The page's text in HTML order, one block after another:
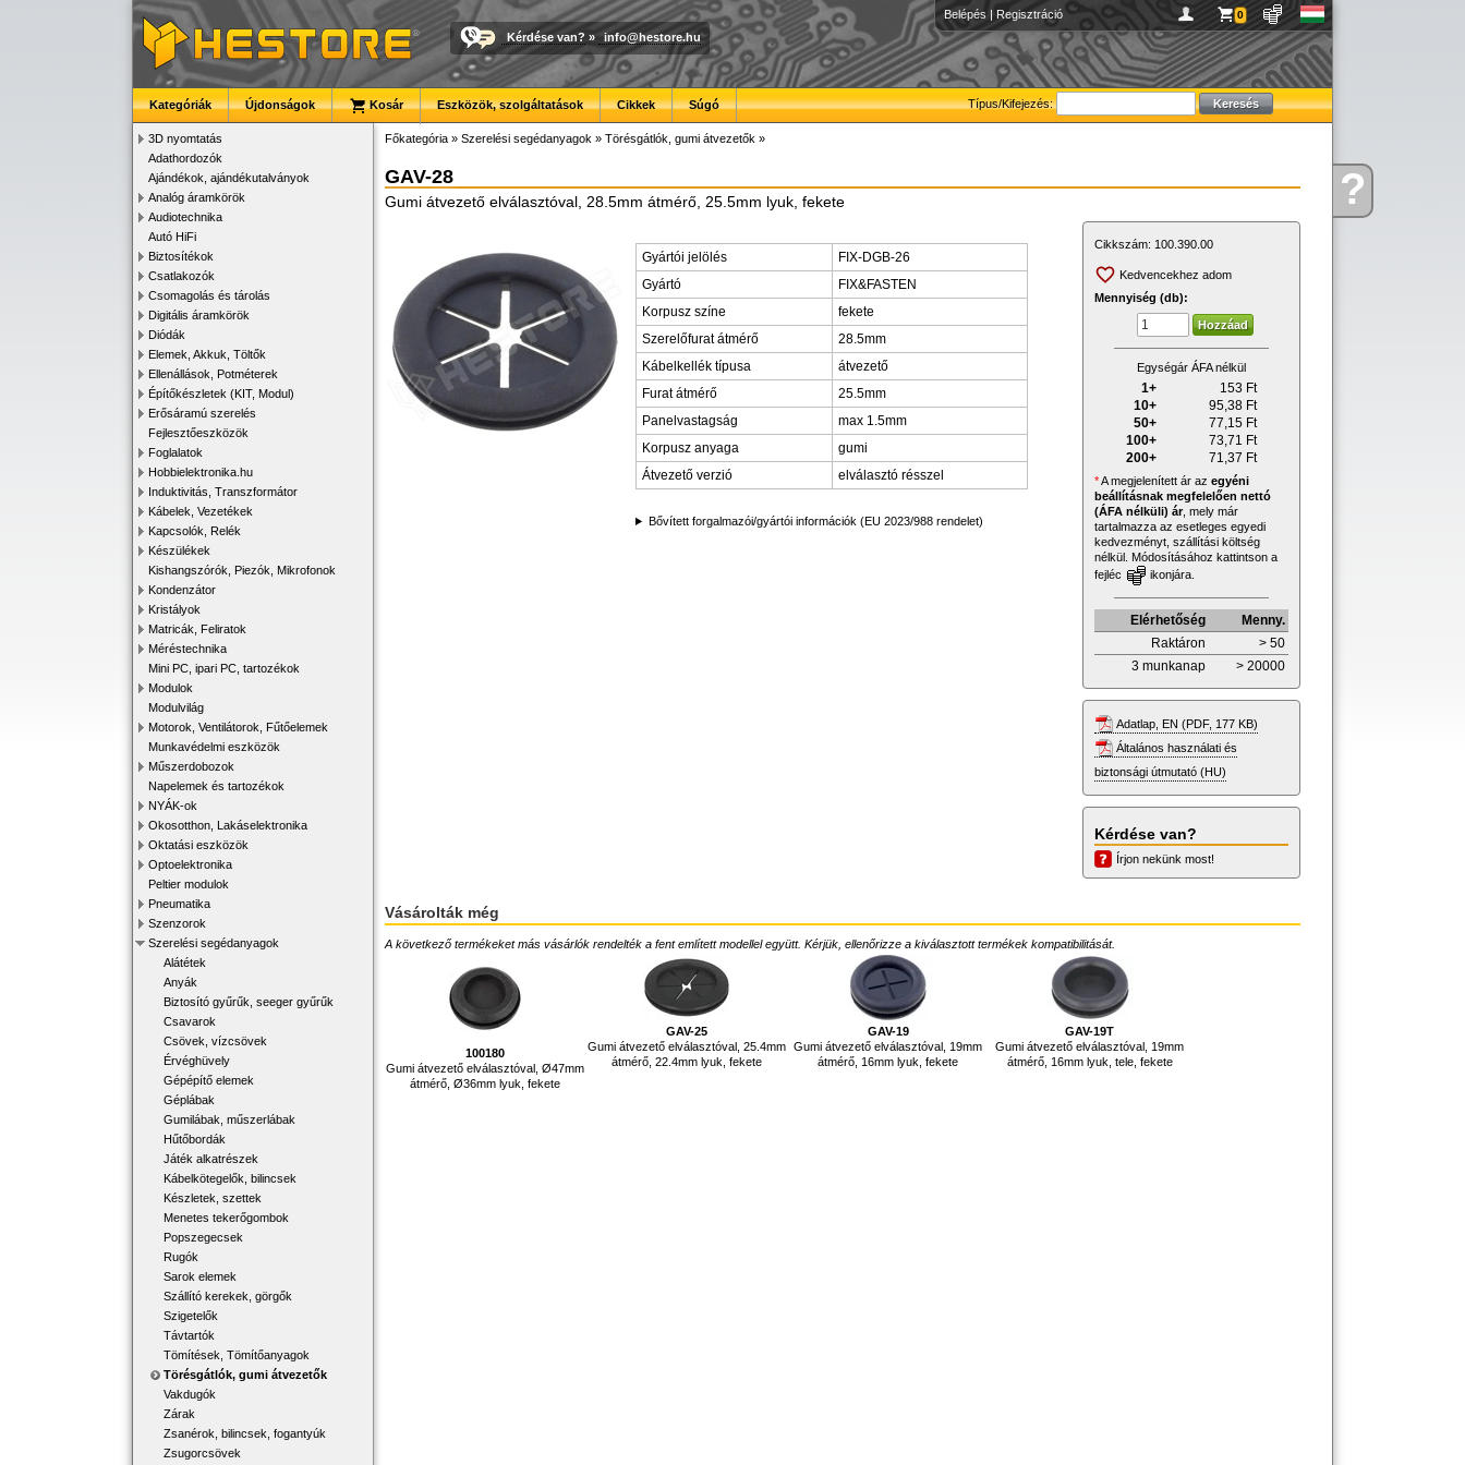
Kérdése?
Belépés | Regisztráció 0
Kérdése van? » info@hestore.hu
Típus/Kifejezés:
Kategóriák Újdonságok Kosár Eszközök, szolgáltatások Cikkek Súgó
3D nyomtatás
Adathordozók
Ajándékok, ajándékutalványok
Analóg áramkörök
Audiotechnika
Autó HiFi
Biztosítékok
Csatlakozók
Csomagolás és tárolás
Digitális áramkörök
Diódák
Elemek, Akkuk, Töltők
Ellenállások, Potméterek
Építőkészletek (KIT, Modul)
Erősáramú szerelés
Fejlesztőeszközök
Foglalatok
Hobbielektronika.hu
Induktivitás, Transzformátor
Kábelek, Vezetékek
Kapcsolók, Relék
Készülékek
Kishangszórók, Piezók, Mikrofonok
Kondenzátor
Kristályok
Matricák, Feliratok
Méréstechnika
Mini PC, ipari PC, tartozékok
Modulok
Modulvilág
Motorok, Ventilátorok, Fűtőelemek
Munkavédelmi eszközök
Műszerdobozok
Napelemek és tartozékok
NYÁK-ok
Okosotthon, Lakáselektronika
Oktatási eszközök
Optoelektronika
Peltier modulok
Pneumatika
Szenzorok
Szerelési segédanyagok
Alátétek
Anyák
Biztosító gyűrűk, seeger gyűrűk
Csavarok
Csövek, vízcsövek
Érvéghüvely
Gépépítő elemek
Géplábak
Gumilábak, műszerlábak
Hűtőbordák
Játék alkatrészek
Kábelkötegelők, bilincsek
Készletek, szettek
Menetes tekerőgombok
Popszegecsek
Rugók
Sarok elemek
Szállító kerekek, görgők
Szigetelők
Távtartók
Tömítések, Tömítőanyagok
Törésgátlók, gumi átvezetők
Vakdugók
Zárak
Zsanérok, bilincsek, fogantyúk
Zsugorcsövek
Főkategória » Szerelési segédanyagok » Törésgátlók, gumi átvezetők »
GAV-28
Gumi átvezető elválasztóval, 28.5mm átmérő, 25.5mm lyuk, fekete
Gyártói jelölés
FIX-DGB-26
Gyártó
FIX&FASTEN
Korpusz színe
fekete
Szerelőfurat átmérő
28.5mm
Kábelkellék típusa
átvezető
Furat átmérő
25.5mm
Panelvastagság
max 1.5mm
Korpusz anyaga
gumi
Átvezető verzió
elválasztó résszel
Bővített forgalmazói/gyártói információk (EU 2023/988 rendelet)
Cikkszám: 100.390.00
Kedvencekhez adom
Mennyiség (db):
Egységár ÁFA nélkül
1+ 153 Ft
10+
95,38 Ft
50+
77,15 Ft
100+
73,71 Ft
200+
71,37 Ft
*A megjelenített ár az egyéni
beállításnak megfelelően nettó
(ÁFA nélküli) ár, mely már
tartalmazza az esetleges egyedi
kedvezményt, szállítási költség
nélkül. Módosításához kattintson a
fejléc
ikonjára.
Elérhetőség
Menny.
Raktáron
> 50
3 munkanap
> 20000
Adatlap, EN (PDF, 177 KB)
Általános használati és
biztonsági útmutató (HU)
Kérdése van?
Írjon nekünk most!
Vásárolták még
A következő termékeket más vásárlók rendelték a fent említett modellel együtt. Kérjük, ellenőrizze a kiválasztott termékek kompatibilitását.
100180
Gumi átvezető elválasztóval, Ø47mm
átmérő, Ø36mm lyuk, fekete
GAV-25
Gumi átvezető elválasztóval, 25.4mm
átmérő, 22.4mm lyuk, fekete
GAV-19
Gumi átvezető elválasztóval, 19mm
átmérő, 16mm lyuk, fekete
GAV-19T
Gumi átvezető elválasztóval, 19mm
átmérő, 16mm lyuk, tele, fekete